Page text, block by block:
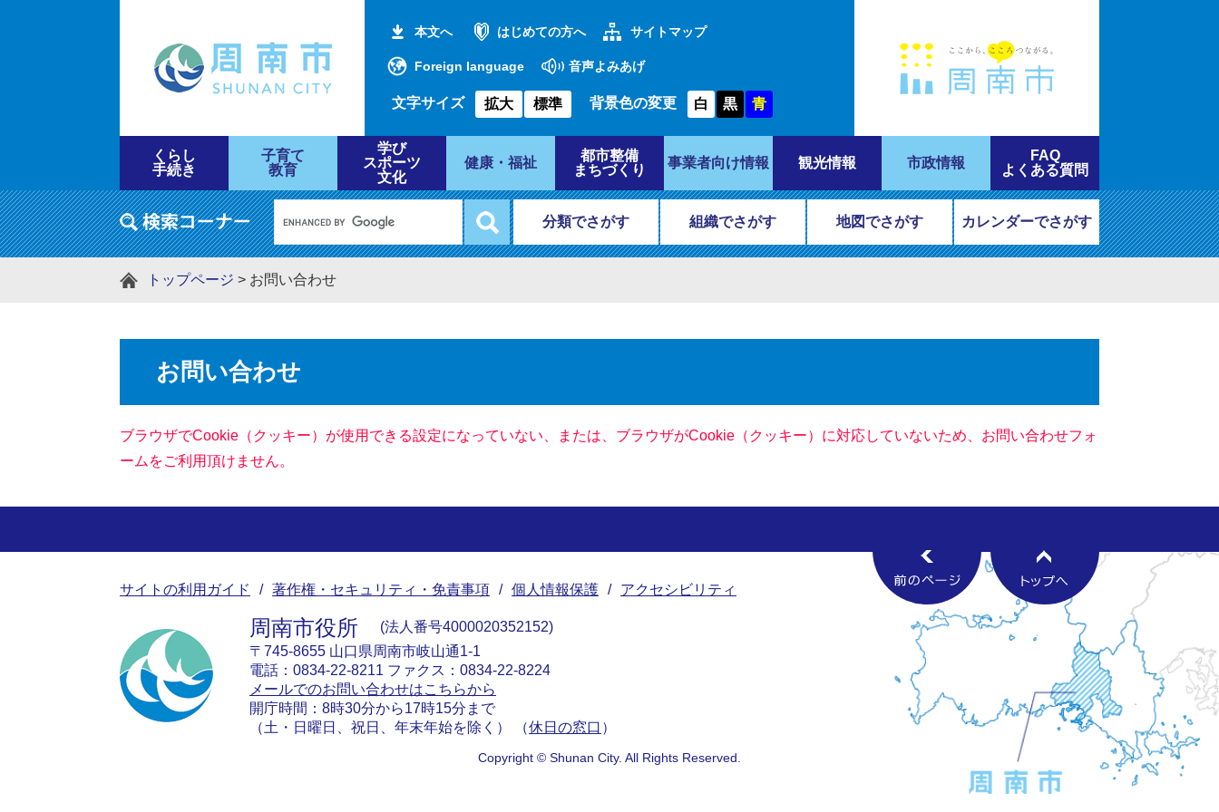
本文へ はじめての方へ サイトマップ
Foreign language 音声よみあげ
文字サイズ 拡大 標準 背景色の変更 白 黒 青
くらし
手続き
子育て
教育
学び
スポーツ
文化
健康・福祉
都市整備
まちづくり
事業者向け情報 観光情報 市政情報
FAQ
よくある質問
分類でさがす 組織でさがす 地図でさがす カレンダーでさがす
トップページ > お問い合わせ
お問い合わせ
ブラウザでCookie（クッキー）が使用できる設定になっていない、または、ブラウザがCookie（クッキー）に対応していないため、お問い合わせフォ
ームをご利用頂けません。
サイトの利用ガイド 著作権・セキュリティ・免責事項 個人情報保護 アクセシビリティ
周南市役所
法人番号4000020352152
〒745-8655 山口県周南市岐山通1-1
電話：0834-22-8211 ファクス：0834-22-8224
メールでのお問い合わせはこちらから
開庁時間：8時30分から17時15分まで
（土・日曜日、祝日、年末年始を除く） （休日の窓口 ）
Copyright © Shunan City. All Rights Reserved.